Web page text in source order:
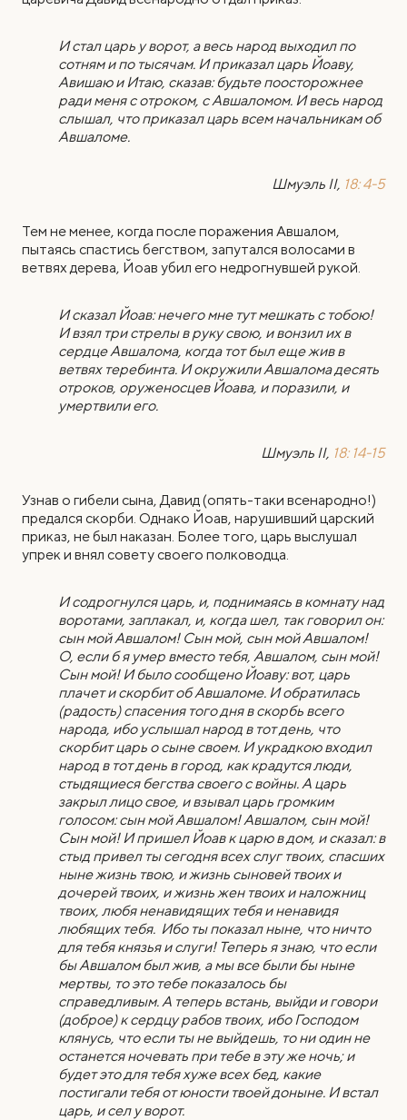
И стал царь у ворот, а весь народ выходил по
сотням и по тысячам. И приказал царь Йоаву,
Авишаю и Итаю, сказав: будьте поосторожнее
ради меня с отроком, с Авшаломом. И весь народ
слышал, что приказал царь всем начальникам об
Авшаломе.
Шмуэль II, 18: 4-5
Тем не менее, когда после поражения Авшалом,
пытаясь спастись бегством, запутался волосами в
ветвях дерева, Йоав убил его недрогнувшей рукой.
И сказал Йоав: нечего мне тут мешкать с тобою!
И взял три стрелы в руку свою, и вонзил их в
сердце Авшалома, когда тот был еще жив в
ветвях теребинта. И окружили Авшалома десять
отроков, оруженосцев Йоава, и поразили, и
умертвили его.
Шмуэль II, 18: 14-15
Узнав о гибели сына, Давид (опять-таки всенародно!)
предался скорби. Однако Йоав, нарушивший царский
приказ, не был наказан. Более того, царь выслушал
упрек и внял совету своего полководца.
И содрогнулся царь, и, поднимаясь в комнату над
воротами, заплакал, и, когда шел, так говорил он:
сын мой Авшалом! Сын мой, сын мой Авшалом!
О, если б я умер вместо тебя, Авшалом, сын мой!
Сын мой! И было сообщено Йоаву: вот, царь
плачет и скорбит об Авшаломе. И обратилась
(радость) спасения того дня в скорбь всего
народа, ибо услышал народ в тот день, что
скорбит царь о сыне своем. И украдкою входил
народ в тот день в город, как крадутся люди,
стыдящиеся бегства своего с войны. А царь
закрыл лицо свое, и взывал царь громким
голосом: сын мой Авшалом! Авшалом, сын мой!
Сын мой! И пришел Йоав к царю в дом, и сказал: в
стыд привел ты сегодня всех слуг твоих, спасших
ныне жизнь твою, и жизнь сыновей твоих и
дочерей твоих, и жизнь жен твоих и наложниц
твоих, любя ненавидящих тебя и ненавидя
любящих тебя. Ибо ты показал ныне, что ничто
для тебя князья и слуги! Теперь я знаю, что если
бы Авшалом был жив, а мы все были бы ныне
мертвы, то это тебе показалось бы
справедливым. А теперь встань, выйди и говори
(доброе) к сердцу рабов твоих, ибо Господом
клянусь, что если ты не выйдешь, то ни один не
останется ночевать при тебе в эту же ночь; и
будет это для тебя хуже всех бед, какие
постигали тебя от юности твоей доныне. И встал
царь, и сел у ворот.